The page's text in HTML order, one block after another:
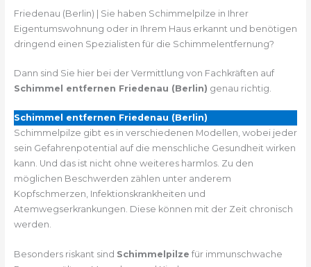
Friedenau (Berlin) | Sie haben Schimmelpilze in Ihrer
Eigentumswohnung oder in Ihrem Haus erkannt und benötigen
dringend einen Spezialisten für die Schimmelentfernung?
Dann sind Sie hier bei der Vermittlung von Fachkräften auf
Schimmel entfernen Friedenau (Berlin) genau richtig.
Schimmel entfernen Friedenau (Berlin)
Schimmelpilze gibt es in verschiedenen Modellen, wobei jeder
sein Gefahrenpotential auf die menschliche Gesundheit wirken
kann. Und das ist nicht ohne weiteres harmlos. Zu den
möglichen Beschwerden zählen unter anderem
Kopfschmerzen, Infektionskrankheiten und
Atemwegserkrankungen. Diese können mit der Zeit chronisch
werden.
Besonders riskant sind Schimmelpilze für immunschwache